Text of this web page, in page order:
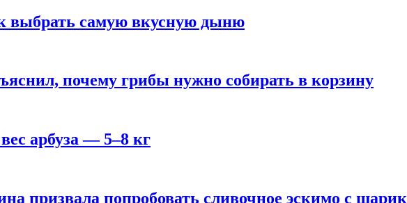
выбрать самую вкусную дыню
почему грибы нужно собирать в корзину
арбуза — 5–8 кг
призвала попробовать сливочное эскимо с